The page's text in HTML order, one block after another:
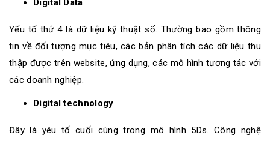
Digital Data
Yếu tố thứ 4 là dữ liệu kỹ thuật số. Thường bao gồm thông
tin về đối tượng mục tiêu, các bản phân tích các dữ liệu thu
thập được trên website, ứng dụng, các mô hình tương tác với
các doanh nghiệp.
Digital technology
Đây là yêu tố cuối cùng trong mô hình 5Ds. Công nghệ